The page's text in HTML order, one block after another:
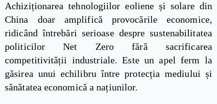
Achiziționarea tehnologiilor eoliene și solare din
China doar amplifică provocările economice,
ridicând întrebări serioase despre sustenabilitatea
politicilor Net Zero fără sacrificarea
competitivității industriale. Este un apel ferm la
găsirea unui echilibru între protecția mediului și
sănătatea economică a națiunilor.